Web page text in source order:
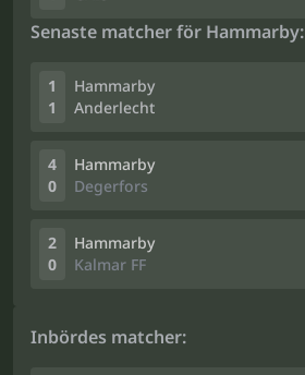
Senaste matcher för Hammarby:
1
1
Hammarby
Anderlecht
4
0
Hammarby
Degerfors
2
0
Hammarby
Kalmar FF
Inbördes matcher: